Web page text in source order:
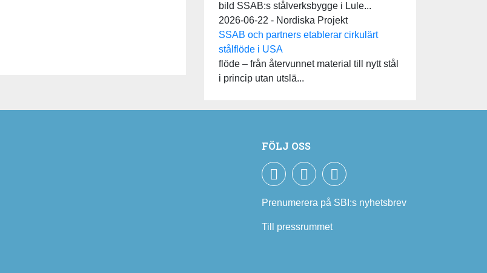
bild SSAB:s stålverksbygge i Lule...
2026-06-22 - Nordiska Projekt
SSAB och partners etablerar cirkulärt
stålflöde i USA
flöde – från återvunnet material till nytt stål
i princip utan utslä...
FÖLJ OSS
Facebook
LinkedInYouTube
Prenumerera på SBI:s nyhetsbrev
Till pressrummet